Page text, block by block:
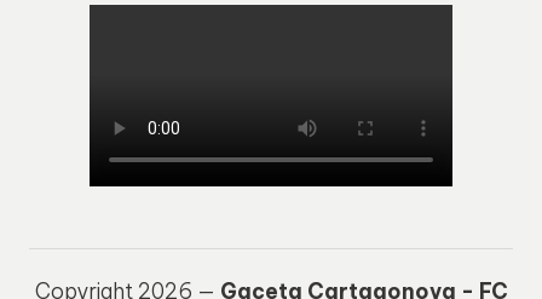
Copyright 2026 — Gaceta Cartagonova - FC